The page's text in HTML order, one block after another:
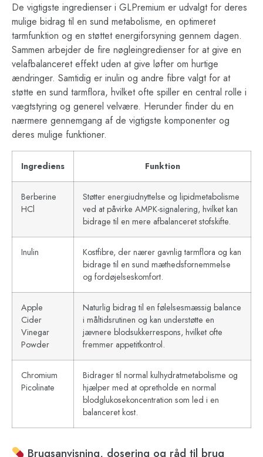
De vigtigste ingredienser i GLPremium er udvalgt for deres
mulige bidrag til en sund metabolisme, en optimeret
tarmfunktion og en støttet energiforsyning gennem dagen.
Sammen arbejder de fire nøgleingredienser for at give en
velafbalanceret effekt uden at give løfter om hurtige
ændringer. Samtidig er inulin og andre fibre valgt for at
støtte en sund tarmflora, hvilket ofte spiller en central rolle i
vægtstyring og generel velvære. Herunder finder du en
nærmere gennemgang af de vigtigste komponenter og
deres mulige funktioner.
Ingrediens Funktion
Berberine
HCl
Støtter energiudnyttelse og lipidmetabolisme
ved at påvirke AMPK-signalering, hvilket kan
bidrage til en mere afbalanceret stofskifte.
Inulin
Kostfibre, der nærer gavnlig tarmflora og kan
bidrage til en sund mæthedsfornemmelse
og fordøjelseskomfort.
Apple
Cider
Vinegar
Powder
Naturlig bidrag til en følelsesmæssig balance
i måltidsrutinen og kan understøtte en
jævnere blodsukkerrespons, hvilket ofte
fremmer appetitkontrol.
Chromium
Picolinate
Bidrager til normal kulhydratmetabolisme og
hjælper med at opretholde en normal
blodglukosekoncentration som led i en
balanceret kost.
Brugsanvisning, dosering og råd til brug